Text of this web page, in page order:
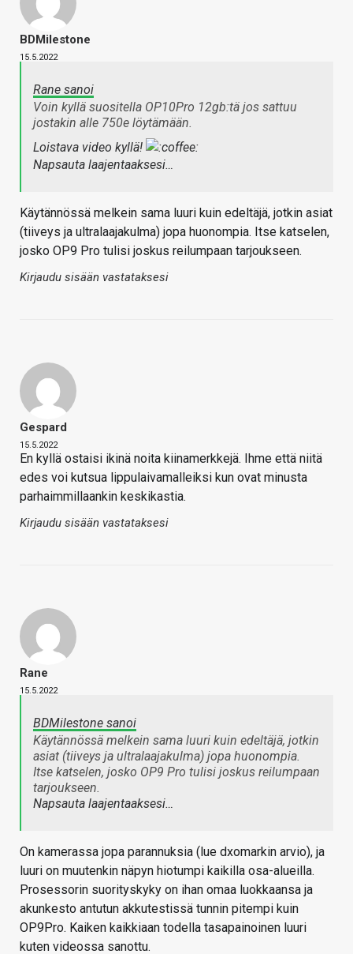
BDMilestone
15.5.2022
Rane sanoi
Voin kyllä suositella OP10Pro 12gb:tä jos sattuu
jostakin alle 750e löytämään.
Loistava video kyllä!
Napsauta laajentaaksesi…
Käytännössä melkein sama luuri kuin edeltäjä, jotkin asiat
(tiiveys ja ultralaajakulma) jopa huonompia. Itse katselen,
josko OP9 Pro tulisi joskus reilumpaan tarjoukseen.
Kirjaudu sisään vastataksesi
Gespard
15.5.2022
En kyllä ostaisi ikinä noita kiinamerkkejä. Ihme että niitä
edes voi kutsua lippulaivamalleiksi kun ovat minusta
parhaimmillaankin keskikastia.
Kirjaudu sisään vastataksesi
Rane
15.5.2022
BDMilestone sanoi
Käytännössä melkein sama luuri kuin edeltäjä, jotkin
asiat (tiiveys ja ultralaajakulma) jopa huonompia.
Itse katselen, josko OP9 Pro tulisi joskus reilumpaan
tarjoukseen.
Napsauta laajentaaksesi…
On kamerassa jopa parannuksia (lue dxomarkin arvio), ja
luuri on muutenkin näpyn hiotumpi kaikilla osa-alueilla.
Prosessorin suorityskyky on ihan omaa luokkaansa ja
akunkesto antutun akkutestissä tunnin pitempi kuin
OP9Pro. Kaiken kaikkiaan todella tasapainoinen luuri
kuten videossa sanottu.